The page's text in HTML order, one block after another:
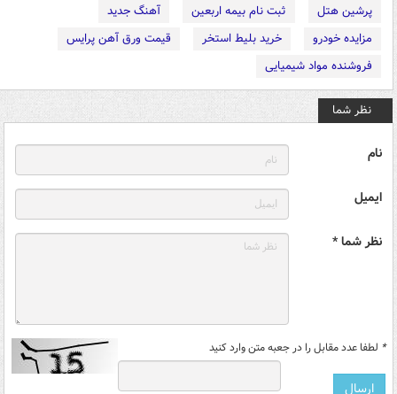
پرشین هتل
ثبت نام بیمه اربعین
آهنگ جدید
مزایده خودرو
خرید بلیط استخر
قیمت ورق آهن پرایس
فروشنده مواد شیمیایی
نظر شما
نام
ایمیل
نظر شما *
* لطفا عدد مقابل را در جعبه متن وارد کنید